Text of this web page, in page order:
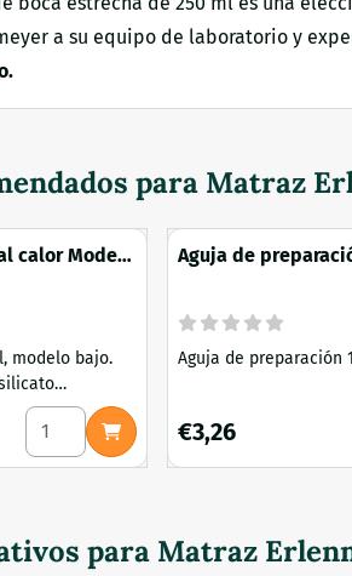
a su equipo de laboratorio y
para Matraz
calor Modelo
modelo bajo.
de escala
para
de
Seleccionar cantidad para Vaso 250
Aguja de
Aguja de preparación
Precio: 3,26
€3,26
para Matraz